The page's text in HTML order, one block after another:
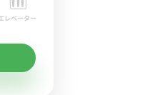
レベーター